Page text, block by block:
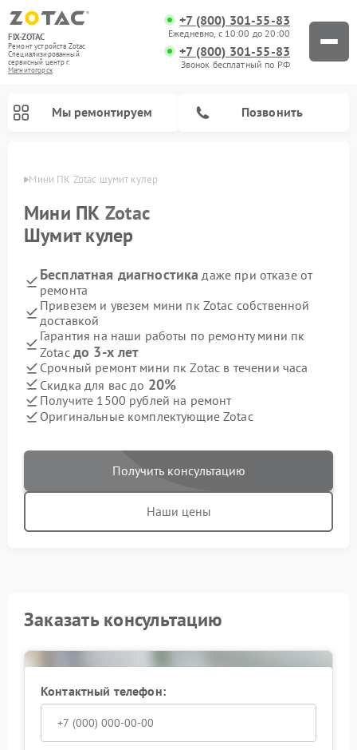
FIX-ZOTAC
Ремонт устройств Zotac
Специализированный
cервисный центр г.
Магнитогорск
+7 (800) 301-55-83
Ежедневно, с 10:00 до 20:00
+7 (800) 301-55-83
Звонок бесплатный по РФ
Мы ремонтируем Позвонить
Мини ПК Zotac шумит кулер
Мини ПК Zotac
Шумит кулер
Бесплатная диагностика даже при отказе от
ремонта
Привезем и увезем мини пк Zotac собственной
доставкой
Гарантия на наши работы по ремонту мини пк
Zotac до 3-х лет
Срочный ремонт мини пк Zotac в течении часа
Скидка для вас до 20%
Получите 1500 рублей на ремонт
Оригинальные комплектующие Zotac
Получить консультацию
Наши цены
Заказать консультацию
Контактный телефон: